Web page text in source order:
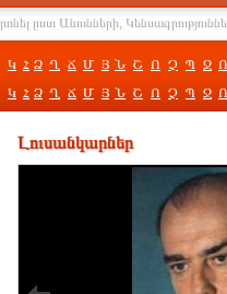
Կ Հ Ձ Ղ Ճ Մ Յ Ն Շ Ո Չ Պ Ջ
Կ Հ Ձ Ղ Ճ Մ Յ Ն Շ Ո Չ Պ Ջ
Լուսանկարներ